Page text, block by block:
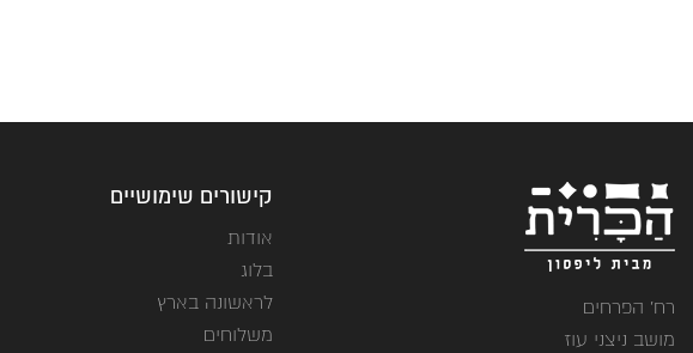
רח' הפרחים
מושב ניצני עוז
קישורים שימושיים
אודות
בלוג
לראשונה בארץ
משלוחים